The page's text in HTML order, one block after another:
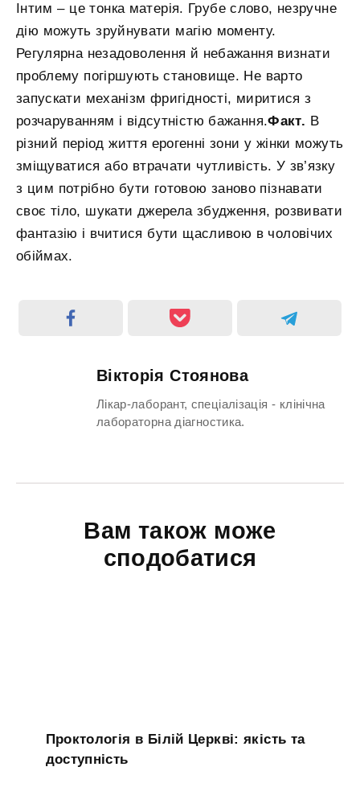
Інтим – це тонка матерія. Грубе слово, незручне
дію можуть зруйнувати магію моменту.
Регулярна незадоволення й небажання визнати
проблему погіршують становище. Не варто
запускати механізм фригідності, миритися з
розчаруванням і відсутністю бажання.Факт. В
різний період життя ерогенні зони у жінки можуть
зміщуватися або втрачати чутливість. У зв’язку
з цим потрібно бути готовою заново пізнавати
своє тіло, шукати джерела збудження, розвивати
фантазію і вчитися бути щасливою в чоловічих
обіймах.
Вікторія Стоянова
Лікар-лаборант, спеціалізація - клінічна
лабораторна діагностика.
Вам також може
сподобатися
Проктологія в Білій Церкві: якість та
доступність